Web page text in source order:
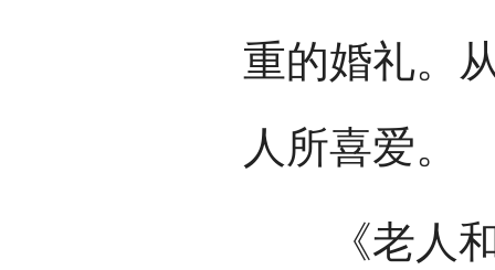
重的婚礼。
人所喜爱。
《老人和